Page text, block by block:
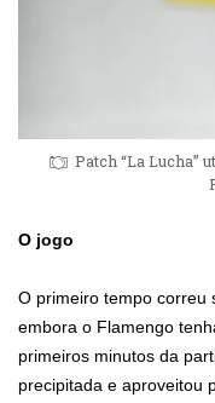
Patch “La Lucha”
O jogo
O primeiro tempo correu
embora o Flamengo
primeiros minutos da
precipitada e aproveitou